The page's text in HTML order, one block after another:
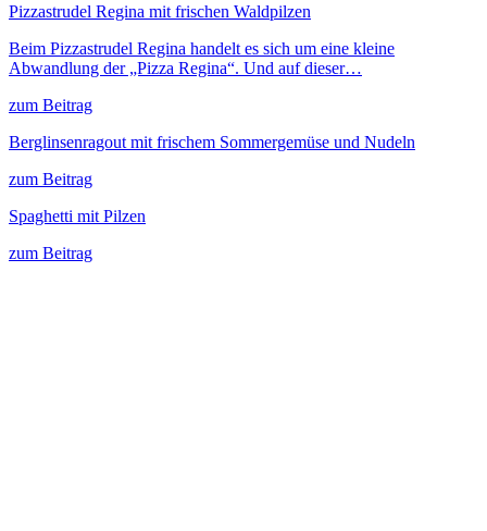
Pizzastrudel Regina mit frischen Waldpilzen
Beim Pizzastrudel Regina handelt es sich um eine kleine
Abwandlung der „Pizza Regina“. Und auf dieser…
zum Beitrag
Berglinsenragout mit frischem Sommergemüse und Nudeln
zum Beitrag
Spaghetti mit Pilzen
zum Beitrag